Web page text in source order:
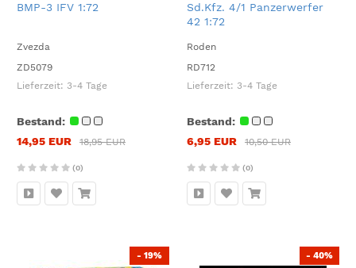
BMP-3 IFV 1:72
Zvezda
ZD5079
Lieferzeit: 3-4 Tage
Bestand:
14,95 EUR
18,95 EUR
(0)
Sd.Kfz. 4/1 Panzerwerfer
42 1:72
Roden
RD712
Lieferzeit: 3-4 Tage
Bestand:
6,95 EUR
10,50 EUR
(0)
- 19% - 40%